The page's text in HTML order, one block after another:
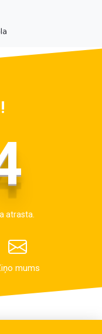
atrasta.
mums